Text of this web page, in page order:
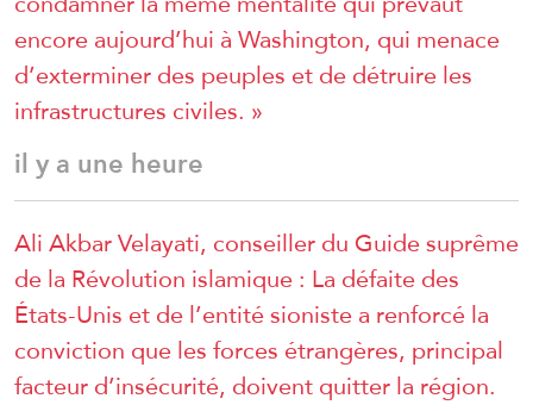
encore aujourd’hui à Washington, qui menace
d’exterminer des peuples et de détruire les
infrastructures civiles. »
il y a une heure
Ali Akbar Velayati, conseiller du Guide suprême
de la Révolution islamique : La défaite des
États-Unis et de l’entité sioniste a renforcé la
conviction que les forces étrangères, principal
facteur d’insécurité, doivent quitter la région.